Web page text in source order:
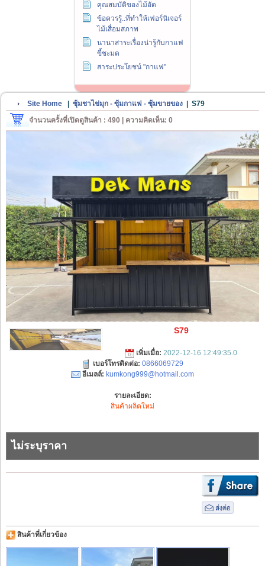
คุณสมบัติของไม้อัด
ข้อควรรู้..ที่ทำให้เฟอร์นิเจอร์
ไม้เสื่อมสภาพ
นานาสาระเรื่องน่ารู้กับกาแฟ
ขี้ชะมด
สาระประโยชน์ "กาแฟ"
Site Home ซุ้มชาไข่มุก - ซุ้มกาแฟ - ซุ้มขายของ
S79
จำนวนครั้งที่เปิดดูสินค้า : 490 | ความคิดเห็น: 0
S79
เพิ่มเมื่อ: 2022-12-16 12:49:35.0
เบอร์โทรติดต่อ: 0866069729
อีเมลล์: kumkong999@hotmail.com
รายละเอียด:
สินค้าผลิตใหม่
ไม่ระบุราคา
สินค้าที่เกี่ยวข้อง